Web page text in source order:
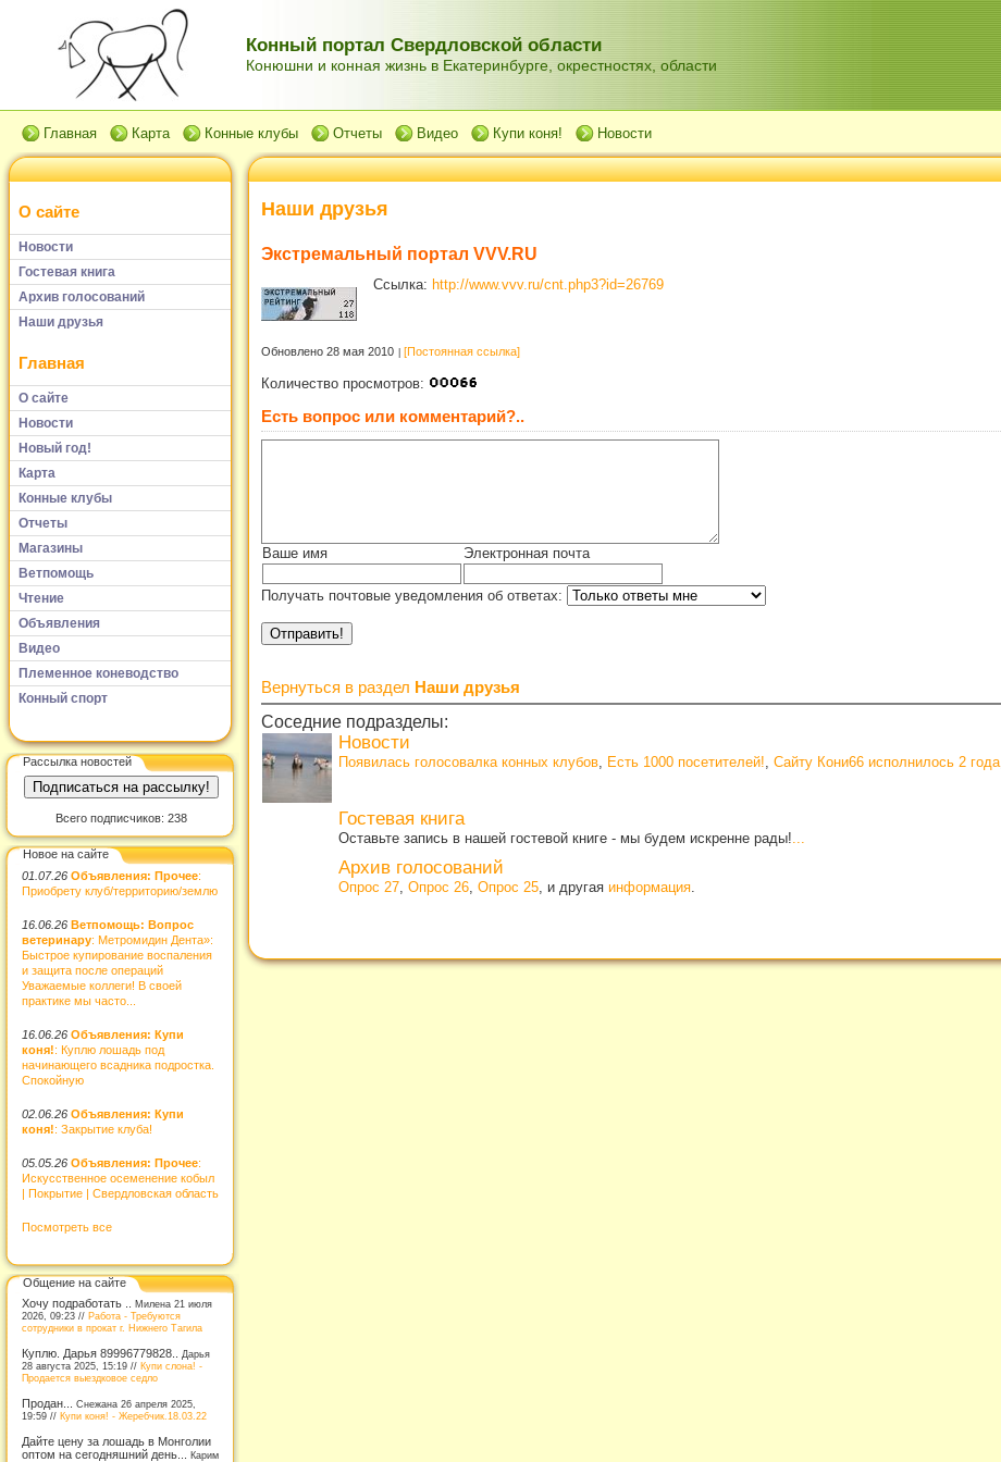
Конный портал Свердловской области
Конюшни и конная жизнь в Екатеринбурге, окрестностях, области
Главная Карта Конные клубы Отчеты Видео Купи коня! Новости
О сайте
Новости
Гостевая книга
Архив голосований
Наши друзья
Главная
О сайте
Новости
Новый год!
Карта
Конные клубы
Отчеты
Магазины
Ветпомощь
Чтение
Объявления
Видео
Племенное коневодство
Конный спорт
Рассылка новостей
Всего подписчиков: 238
Новое на сайте
01.07.26 Объявления: Прочее:
Приобрету клуб/территорию/землю
16.06.26 Ветпомощь: Вопрос
ветеринару: Метромидин Дента»:
Быстрое купирование воспаления
и защита после операций
Уважаемые коллеги! В своей
практике мы часто...
16.06.26 Объявления: Купи
коня!: Куплю лошадь под
начинающего всадника подростка.
Спокойную
02.06.26 Объявления: Купи
коня!: Закрытие клуба!
05.05.26 Объявления: Прочее:
Искусственное осеменение кобыл
| Покрытие | Свердловская область
Посмотреть все
Общение на сайте
Хочу подработать .. Милена 21 июля
2026, 09:23 // Работа - Требуются
сотрудники в прокат г. Нижнего Тагила
Куплю. Дарья 89996779828..
Дарья
28 августа 2025, 15:19 // Купи слона! -
Продается выездковое седло
Продан... Снежана 26 апреля 2025,
19:59 // Купи коня! - Жеребчик.18.03.22
Дайте цену за лошадь в Монголии
оптом на сегодняшний день... Карим
Наши друзья
Экстремальный портал VVV.RU
Ссылка: http://www.vvv.ru/cnt.php3?id=26769
Обновлено 28 мая 2010 [Постоянная ссылка]
Количество просмотров:
Есть вопрос или комментарий?..
Ваше имя Электронная почта
Получать почтовые уведомления об ответах:
Вернуться в раздел Наши друзья
Соседние подразделы:
Новости
Появилась голосовалка конных клубов Есть 1000 посетителей! Сайту Кони66 исполнилось 2 года
Гостевая книга
Оставьте запись в нашей гостевой книге - мы будем искренне рады!
Архив голосований
Опрос 27 Опрос 26 Опрос 25 , и другая информация